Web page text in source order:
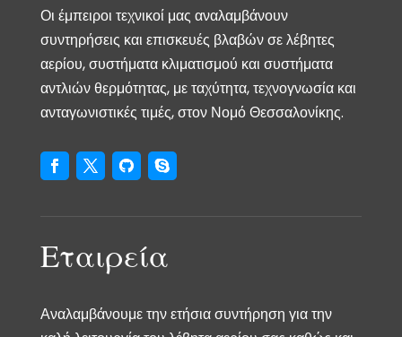
Οι έμπειροι τεχνικοί μας αναλαμβάνουν
συντηρήσεις και επισκευές βλαβών σε λέβητες
αερίου, συστήματα κλιματισμού και συστήματα
αντλιών θερμότητας, με ταχύτητα, τεχνογνωσία και
ανταγωνιστικές τιμές, στον Νομό Θεσσαλονίκης.
Εταιρεία
Αναλαμβάνουμε την ετήσια συντήρηση για την